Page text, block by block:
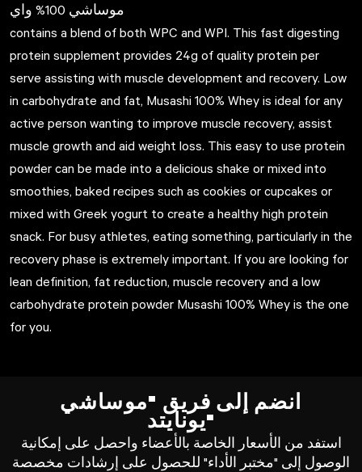
موساشي 100% واي
contains a blend of both WPC and WPI. This fast digesting
protein supplement provides 24g of quality protein per
serve assisting with muscle development and recovery. Low
in carbohydrate and fat, Musashi 100% Whey is ideal for any
active person wanting to improve muscle recovery, assist
muscle growth and aid weight loss. This easy to use protein
powder can be made into a delicious shake or mixed into
smoothies, baked recipes such as cookies or cupcakes or
mixed with Greek yogurt to create a healthy high protein
snack. For busy athletes, eating something, particularly in the
recovery phase is extremely important. If you are looking for
lean definition, fat reduction, muscle recovery and a low
carbohydrate protein powder Musashi 100% Whey is the one
for you.
انضم إلى فريق "موساشي
يونايتد"
استفد من الأسعار الخاصة بالأعضاء واحصل على إمكانية
الوصول إلى "مختبر الأداء" للحصول على إرشادات مخصصة